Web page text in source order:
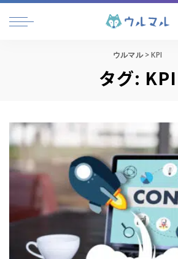
ウルマル>KPI
タグ: KPI